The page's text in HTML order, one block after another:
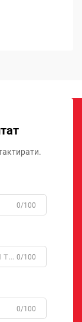
0/100
0/100
0/100